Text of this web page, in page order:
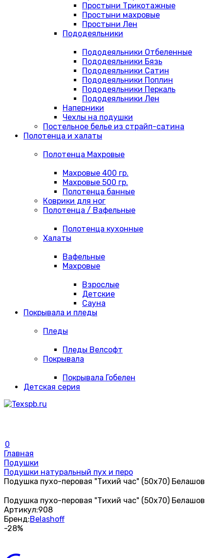
Простыни Трикотажные
Простыни махровые
Простыни Лен
Пододеяльники
Пододеяльники Отбеленные
Пододеяльники Бязь
Пододеяльники Сатин
Пододеяльники Поплин
Пододеяльники Перкаль
Пододеяльники Лен
Наперники
Чехлы на подушки
Постельное белье из страйп-сатина
Полотенца и халаты
Полотенца Махровые
Махровые 400 гр.
Махровые 500 гр.
Полотенца банные
Коврики для ног
Полотенца / Вафельные
Полотенца кухонные
Халаты
Вафельные
Махровые
Взрослые
Детские
Сауна
Покрывала и пледы
Пледы
Пледы Велсофт
Покрывала
Покрывала Гобелен
Детская серия
0
Главная
Подушки
Подушки натуральный пух и перо
Подушка пухо-перовая "Тихий час" (50х70) Белашов
Подушка пухо-перовая "Тихий час" (50х70) Белашов
Артикул:908
Бренд:Belashoff
-28%